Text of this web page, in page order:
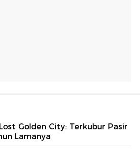
Golden City: Terkubur Pasir
Lamanya